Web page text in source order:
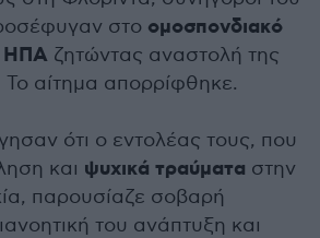
στο ομοσπονδιακό
ΗΠΑ ζητώντας αναστολή της
αίτημα απορρίφθηκε.
ότι ο εντολέας τους, που
και ψυχικά τραύματα στην
παρουσίαζε σοβαρή
του ανάπτυξη και